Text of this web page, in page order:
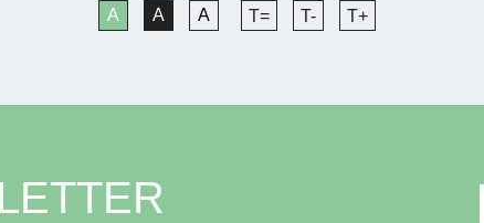
A A A T= T- T+